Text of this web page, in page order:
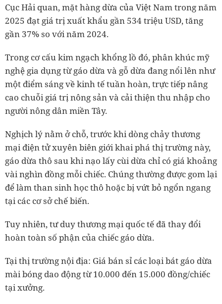
Cục Hải quan, mặt hàng dừa của Việt Nam trong năm
2025 đạt giá trị xuất khẩu gần 534 triệu USD, tăng
gần 37% so với năm 2024.
Trong cơ cấu kim ngạch khổng lồ đó, phân khúc mỹ
nghệ gia dụng từ gáo dừa và gỗ dừa đang nổi lên như
một điểm sáng về kinh tế tuần hoàn, trực tiếp nâng
cao chuỗi giá trị nông sản và cải thiện thu nhập cho
người nông dân miền Tây.
Nghịch lý nằm ở chỗ, trước khi dòng chảy thương
mại điện tử xuyên biên giới khai phá thị trường này,
gáo dừa thô sau khi nạo lấy cùi dừa chỉ có giá khoảng
vài nghìn đồng mỗi chiếc. Chúng thường được gom lại
để làm than sinh học thô hoặc bị vứt bỏ ngổn ngang
tại các cơ sở chế biến.
Tuy nhiên, tư duy thương mại quốc tế đã thay đổi
hoàn toàn số phận của chiếc gáo dừa.
Tại thị trường nội địa: Giá bán sỉ các loại bát gáo dừa
mài bóng dao động từ 10.000 đến 15.000 đồng/chiếc
tại xưởng.